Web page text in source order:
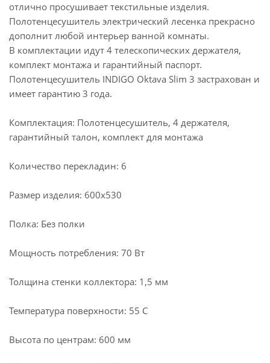
отлично просушивает текстильные изделия.
Полотенцесушитель электрический лесенка прекрасно
дополнит любой интерьер ванной комнаты.
В комплектации идут 4 телескопических держателя,
комплект монтажа и гарантийный паспорт.
Полотенцесушитель INDIGO Oktava Slim 3 застрахован и
имеет гарантию 3 года.
Комплектация: Полотенцесушитель, 4 держателя,
гарантийный талон, комплект для монтажа
Количество перекладин: 6
Размер изделия: 600х530
Полка: Без полки
Мощность потребления: 70 Вт
Толщина стенки коллектора: 1,5 мм
Температура поверхности: 55 С
Высота по центрам: 600 мм